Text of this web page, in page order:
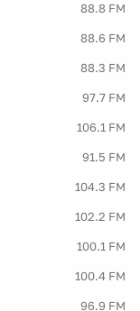
88.8 FM
88.6 FM
88.3 FM
97.7 FM
106.1 FM
91.5 FM
104.3 FM
102.2 FM
100.1 FM
100.4 FM
96.9 FM